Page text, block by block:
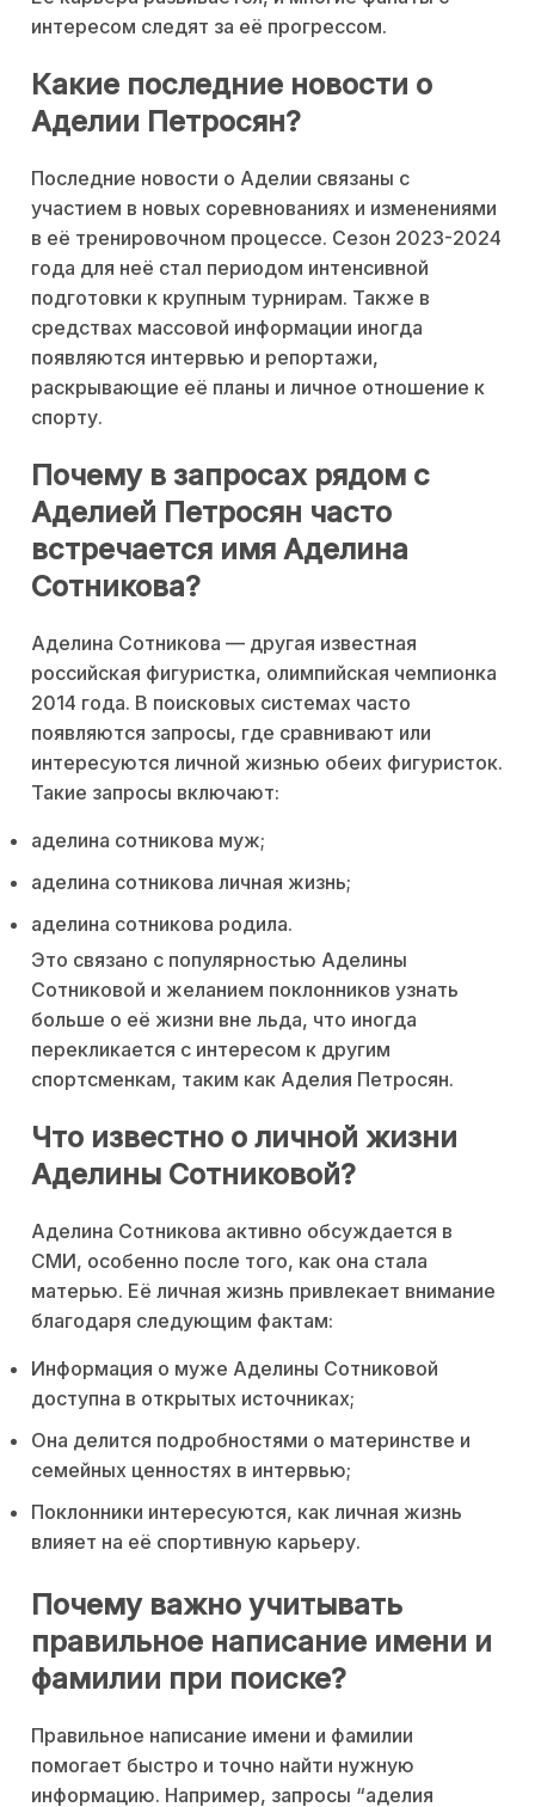
интересом следят за её прогрессом.
Какие последние новости о
Аделии Петросян?
Последние новости о Аделии связаны с
участием в новых соревнованиях и изменениями
в её тренировочном процессе. Сезон 2023-2024
года для неё стал периодом интенсивной
подготовки к крупным турнирам. Также в
средствах массовой информации иногда
появляются интервью и репортажи,
раскрывающие её планы и личное отношение к
спорту.
Почему в запросах рядом с
Аделией Петросян часто
встречается имя Аделина
Сотникова?
Аделина Сотникова — другая известная
российская фигуристка, олимпийская чемпионка
2014 года. В поисковых системах часто
появляются запросы, где сравнивают или
интересуются личной жизнью обеих фигуристок.
Такие запросы включают:
аделина сотникова муж;
аделина сотникова личная жизнь;
аделина сотникова родила.
Это связано с популярностью Аделины
Сотниковой и желанием поклонников узнать
больше о её жизни вне льда, что иногда
перекликается с интересом к другим
спортсменкам, таким как Аделия Петросян.
Что известно о личной жизни
Аделины Сотниковой?
Аделина Сотникова активно обсуждается в
СМИ, особенно после того, как она стала
матерью. Её личная жизнь привлекает внимание
благодаря следующим фактам:
Информация о муже Аделины Сотниковой
доступна в открытых источниках;
Она делится подробностями о материнстве и
семейных ценностях в интервью;
Поклонники интересуются, как личная жизнь
влияет на её спортивную карьеру.
Почему важно учитывать
правильное написание имени и
фамилии при поиске?
Правильное написание имени и фамилии
помогает быстро и точно найти нужную
информацию. Например, запросы “аделия